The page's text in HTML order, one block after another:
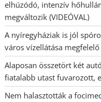
elhúzódó, intenzív
megváltozik (VIDEÓVAL)
A nyíregyháziak is jól
város vízellátása megfelelő
Alaposan összetört két
fiatalabb utast fuvarozott,
Nem halasztották a